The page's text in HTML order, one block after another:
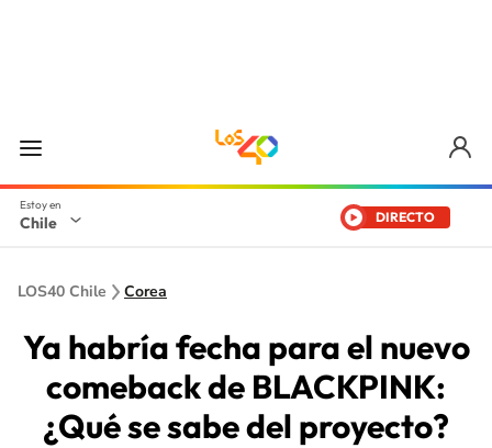
Chile DIRECTO
LOS40 Chile Corea
Ya habría fecha para el nuevo
comeback de BLACKPINK:
¿Qué se sabe del proyecto?